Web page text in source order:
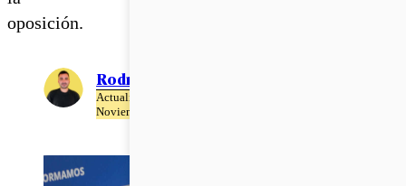
oposición.
Rodrigo León
Actualizado el 25 de
Noviembre del 2020